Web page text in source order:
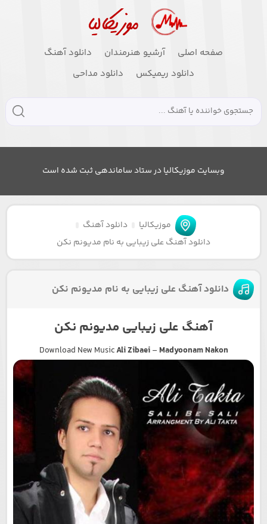
صفحه اصلی آرشیو هنرمندان
دانلود آهنگ
دانلود ریمیکس
دانلود مداحی
وبسایت موزیکالیا در ستاد ساماندهی ثبت شده است
موزیکالیا
دانلود آهنگ
دانلود آهنگ علی زیبایی به نام مدیونم نکن
دانلود آهنگ علی زیبایی به نام مدیونم نکن
آهنگ علی زیبایی مدیونم نکن
Download New MusicAli Zibaei– Madyoonam Nakon